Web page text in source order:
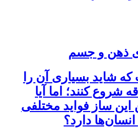
شاید بسیاری آن را
شروع کنند؛ اما آیا
این ساز فواید مختلفی
دارد؟